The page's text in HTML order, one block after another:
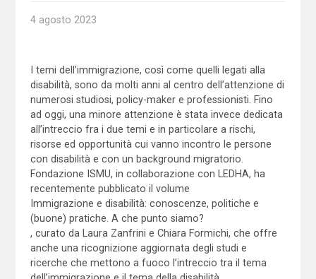
4 agosto 2023
I temi dell’immigrazione, così come quelli legati alla
disabilità, sono da molti anni al centro dell’attenzione di
numerosi studiosi, policy-maker e professionisti. Fino
ad oggi, una minore attenzione è stata invece dedicata
all’intreccio fra i due temi e in particolare a rischi,
risorse ed opportunità cui vanno incontro le persone
con disabilità e con un background migratorio.
Fondazione ISMU, in collaborazione con LEDHA, ha
recentemente pubblicato il volume
Immigrazione e disabilità: conoscenze, politiche e
(buone) pratiche. A che punto siamo?
, curato da Laura Zanfrini e Chiara Formichi, che offre
anche una ricognizione aggiornata degli studi e
ricerche che mettono a fuoco l’intreccio tra il tema